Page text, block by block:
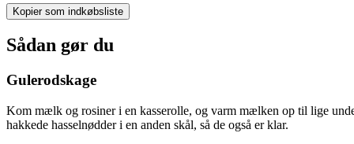
Kopier som indkøbsliste
Sådan gør du
Gulerodskage
Kom mælk og rosiner i en kasserolle, og varm mælken op til lige
hakkede hasselnødder i en anden skål, så de også er klar.